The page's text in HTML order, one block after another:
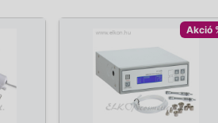
Akció